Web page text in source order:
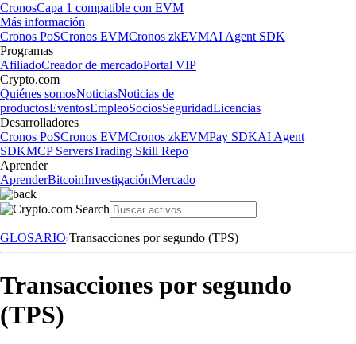
CronosCapa 1 compatible con EVM
Más información
Cronos PoSCronos EVMCronos zkEVMAI Agent SDK
Programas
AfiliadoCreador de mercadoPortal VIP
Crypto.com
Quiénes somosNoticiasNoticias de
productosEventosEmpleoSociosSeguridadLicencias
Desarrolladores
Cronos PoSCronos EVMCronos zkEVMPay SDKAI Agent
SDKMCP ServersTrading Skill Repo
Aprender
AprenderBitcoinInvestigaciónMercado
GLOSARIO Transacciones por segundo (TPS)
Transacciones por segundo
(TPS)